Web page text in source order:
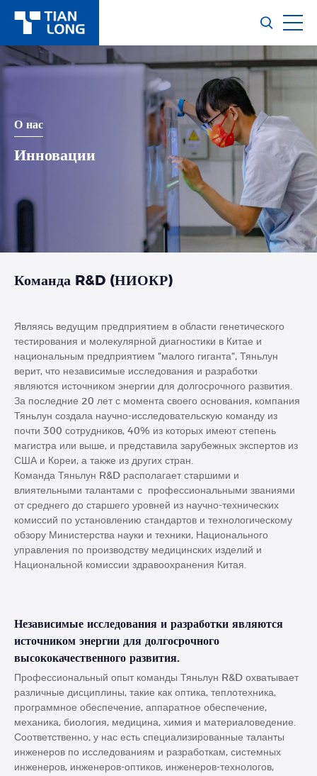
О нас
Инновации
Команда R&D (НИОКР)
Являясь ведущим предприятием в области генетического
тестирования и молекулярной диагностики в Китае и
национальным предприятием "малого гиганта", Тяньлун
верит, что независимые исследования и разработки
являются источником энергии для долгосрочного развития.
За последние 20 лет с момента своего основания, компания
Тяньлун создала научно-исследовательскую команду из
почти 300 сотрудников, 40% из которых имеют степень
магистра или выше, и представила зарубежных экспертов из
США и Кореи, а также из других стран.
Команда Тяньлун R&D располагает старшими и
влиятельными талантами с профессиональными званиями
от среднего до старшего уровней из научно-технических
комиссий по установлению стандартов и технологическому
обзору Министерства науки и техники, Национального
управления по производству медицинских изделий и
Национальной комиссии здравоохранения Китая.
Независимые исследования и разработки являются
источником энергии для долгосрочного
высококачественного развития.
Профессиональный опыт команды Тяньлун R&D охватывает
различные дисциплины, такие как оптика, теплотехника,
программное обеспечение, аппаратное обеспечение,
механика, биология, медицина, химия и материаловедение.
Соответственно, у нас есть специализированные таланты
инженеров по исследованиям и разработкам, системных
инженеров, инженеров-оптиков, инженеров-технологов,